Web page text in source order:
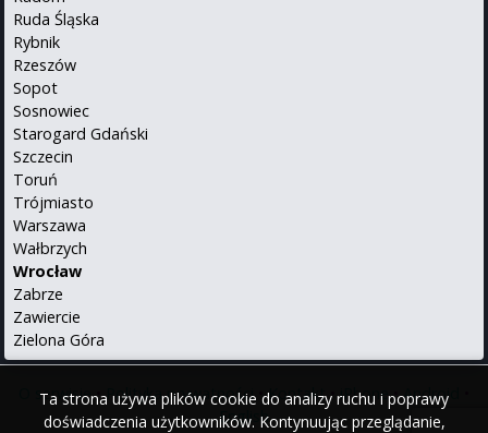
Ta strona używa plików cookie do analizy ruchu i poprawy
doświadczenia użytkowników. Kontynuując przeglądanie,
Ruda Śląska
Rybnik
Rzeszów
Sopot
Sosnowiec
Starogard Gdański
Szczecin
Toruń
Trójmiasto
Warszawa
Wałbrzych
Wrocław
Zabrze
Zawiercie
Zielona Góra
O serwisie•Polityka prywatności•Kontakt•iPhone•Android
English